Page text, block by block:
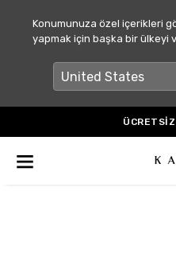
Konumunuza özel içerikleri
yapmak için başka bir ülkeyi